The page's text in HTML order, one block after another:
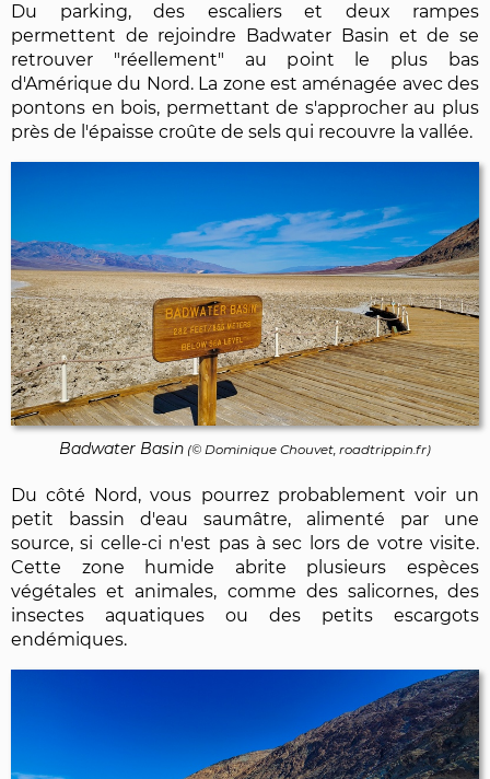
Du parking, des escaliers et deux rampes
permettent de rejoindre Badwater Basin et de se
retrouver "réellement" au point le plus bas
d'Amérique du Nord. La zone est aménagée avec des
pontons en bois, permettant de s'approcher au plus
près de l'épaisse croûte de sels qui recouvre la vallée.
Badwater Basin (© Dominique Chouvet , roadtrippin.fr)
Du côté Nord, vous pourrez probablement voir un
petit bassin d'eau saumâtre, alimenté par une
source, si celle-ci n'est pas à sec lors de votre visite.
Cette zone humide abrite plusieurs espèces
végétales et animales, comme des salicornes, des
insectes aquatiques ou des petits escargots
endémiques.